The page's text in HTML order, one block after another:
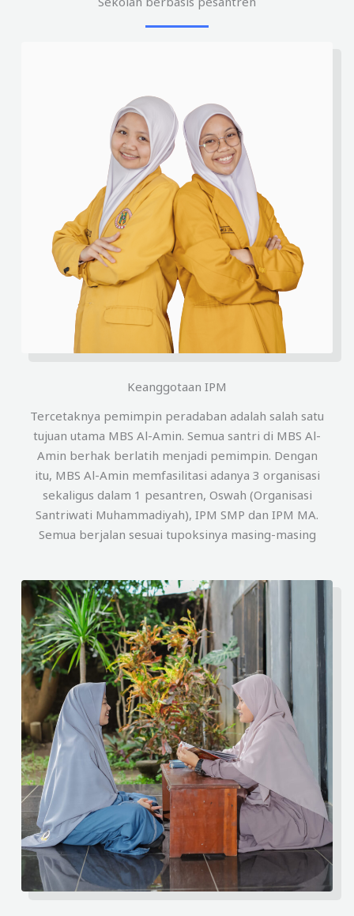
Keanggotaan IPM
Tercetaknya pemimpin peradaban adalah salah satu
tujuan utama MBS Al-Amin. Semua santri di MBS Al-
Amin berhak berlatih menjadi pemimpin. Dengan
itu, MBS Al-Amin memfasilitasi adanya 3 organisasi
sekaligus dalam 1 pesantren, Oswah (Organisasi
Santriwati Muhammadiyah), IPM SMP dan IPM MA.
Semua berjalan sesuai tupoksinya masing-masing